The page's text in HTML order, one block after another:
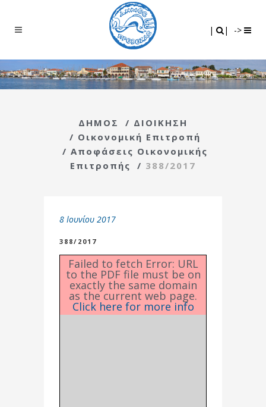
| | ->
ΔΗΜΟΣ / ΔΙΟΙΚΗΣΗ
/ Οικονομική Επιτροπή
/ Αποφάσεις Οικονομικής
Επιτροπής
/ 388/2017
8 Ιουνίου 2017
388/2017
Failed to fetch Error: URL
to the PDF file must be on
exactly the same domain
as the current web page.
Click here for more info